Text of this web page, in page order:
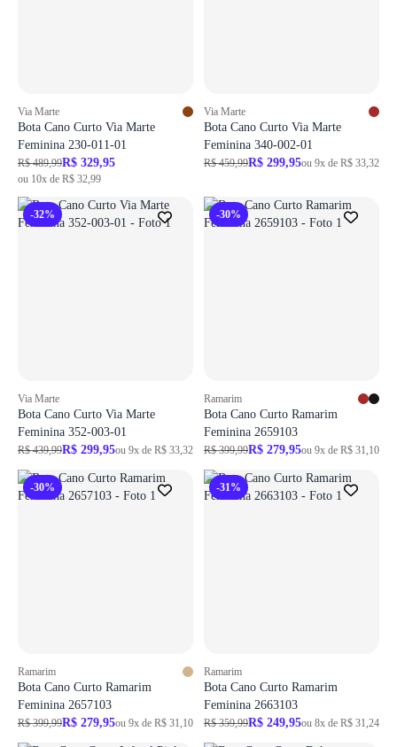
Via Marte
Bota Cano Curto Via Marte
Feminina 230-011-01
R$ 489,99R$ 329,95
ou 10x de R$ 32,99
Via Marte
Bota Cano Curto Via Marte
Feminina 340-002-01
R$ 459,99R$ 299,95ou 9x de R$ 33,32
-32%
Via Marte
Bota Cano Curto Via Marte
Feminina 352-003-01
R$ 439,99R$ 299,95ou 9x de R$ 33,32
-30%
Ramarim
Bota Cano Curto Ramarim
Feminina 2659103
R$ 399,99R$ 279,95ou 9x de R$ 31,10
-30%
Ramarim
Bota Cano Curto Ramarim
Feminina 2657103
R$ 399,99R$ 279,95ou 9x de R$ 31,10
-31%
Ramarim
Bota Cano Curto Ramarim
Feminina 2663103
R$ 359,99R$ 249,95ou 8x de R$ 31,24